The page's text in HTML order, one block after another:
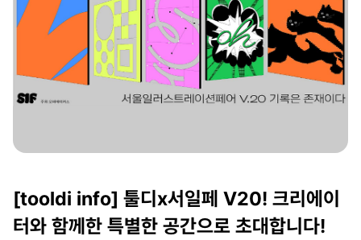
[tooldi info] 툴디x서일페 V20! 크리에이
터와 함께한 특별한 공간으로 초대합니다!